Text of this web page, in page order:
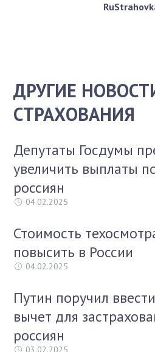
ДРУГИЕ
СТРАХОВАНИЯ
Депутаты Госдумы
увеличить выплаты
россиян
04.02.2025
Стоимость
повысить в России
04.02.2025
Путин поручил
вычет для
россиян
03.02.2025